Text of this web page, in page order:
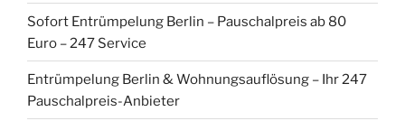
Sofort Entrümpelung Berlin – Pauschalpreis ab 80
Euro – 247 Service
Entrümpelung Berlin & Wohnungsauflösung – Ihr 247
Pauschalpreis-Anbieter